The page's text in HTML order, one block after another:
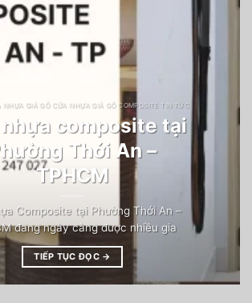
NHỰA GIẢ GỖ CỬA NHỰA GIẢ GỖ COMPOSITE TIN TỨC
nhựa composite tại
Thới An –
TPHCM
Composite tại Phường Thới An –
đang ngày càng được nhiều gia
TIẾP TỤC ĐỌC →